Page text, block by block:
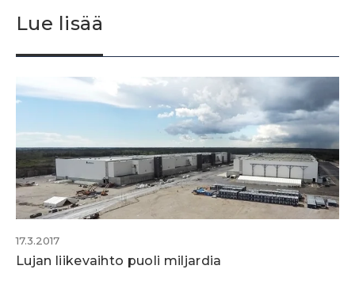
Lue lisää
17.3.2017
Lujan liikevaihto puoli miljardia